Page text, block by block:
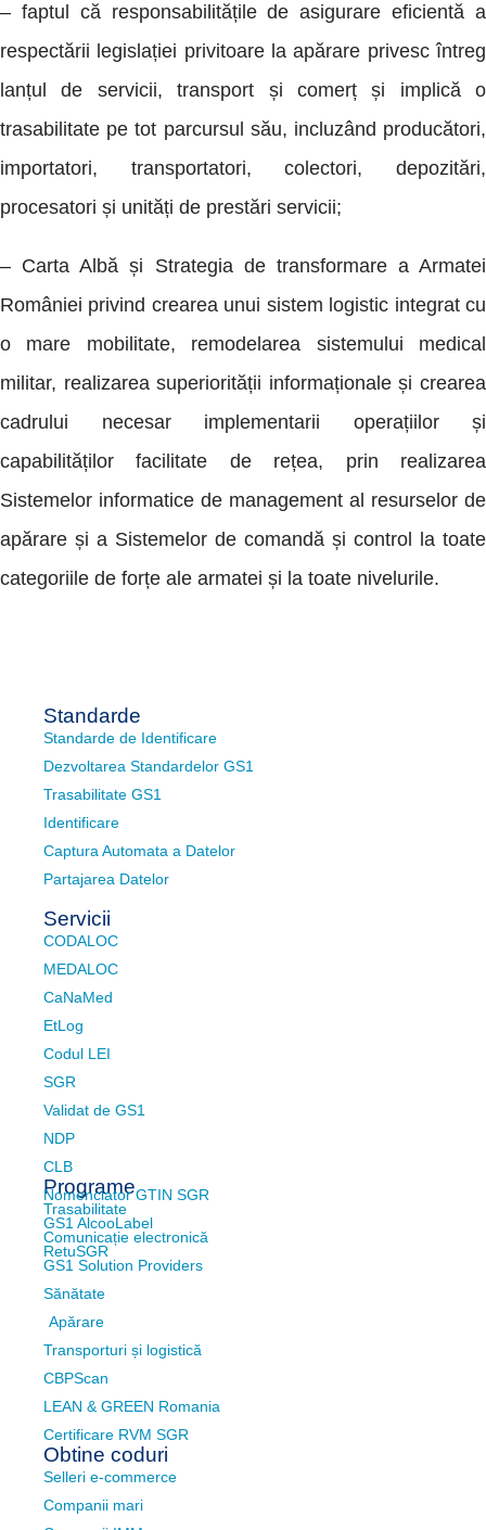
– faptul că responsabilitățile de asigurare eficientă a
respectării legislației privitoare la apărare privesc întreg
lanțul de servicii, transport și comerț și implică o
trasabilitate pe tot parcursul său, incluzând producători,
importatori, transportatori, colectori, depozitări,
procesatori și unități de prestări servicii;
– Carta Albă și Strategia de transformare a Armatei
României privind crearea unui sistem logistic integrat cu
o mare mobilitate, remodelarea sistemului medical
militar, realizarea superiorității informaționale și crearea
cadrului necesar implementarii operațiilor și
capabilităților facilitate de rețea, prin realizarea
Sistemelor informatice de management al resurselor de
apărare și a Sistemelor de comandă și control la toate
categoriile de forțe ale armatei și la toate nivelurile.
Standarde
Standarde de Identificare
Dezvoltarea Standardelor GS1
Trasabilitate GS1
Identificare
Captura Automata a Datelor
Partajarea Datelor
Servicii
CODALOC
MEDALOC
CaNaMed
EtLog
Codul LEI
SGR
Validat de GS1
NDP
CLB
Nomenclator GTIN SGR
GS1 AlcooLabel
RetuSGR
Programe
Trasabilitate
Comunicație electronică
GS1 Solution Providers
Sănătate
Apărare
Transporturi și logistică
CBPScan
LEAN & GREEN Romania
Certificare RVM SGR
Obtine coduri
Selleri e-commerce
Companii mari